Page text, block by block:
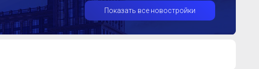
Показать все новостройки